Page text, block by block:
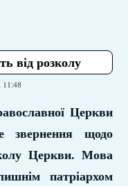
від розколу
11:48
Церкви
звернення щодо
Церкви. Мова
патріархом